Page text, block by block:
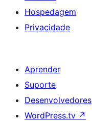
Hospedagem
Privacidade
Aprender
Suporte
Desenvolvedores
WordPress.tv ↗